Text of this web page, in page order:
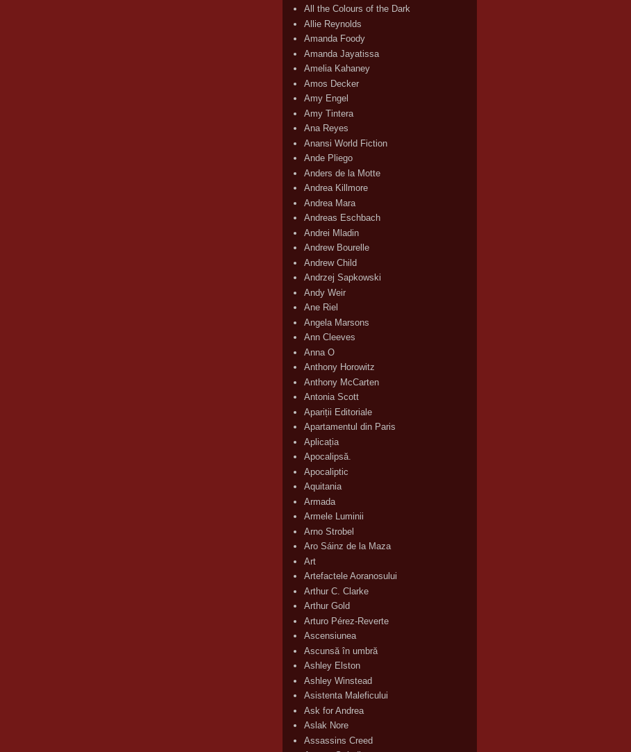
All the Colours of the Dark
Allie Reynolds
Amanda Foody
Amanda Jayatissa
Amelia Kahaney
Amos Decker
Amy Engel
Amy Tintera
Ana Reyes
Anansi World Fiction
Ande Pliego
Anders de la Motte
Andrea Killmore
Andrea Mara
Andreas Eschbach
Andrei Mladin
Andrew Bourelle
Andrew Child
Andrzej Sapkowski
Andy Weir
Ane Riel
Angela Marsons
Ann Cleeves
Anna O
Anthony Horowitz
Anthony McCarten
Antonia Scott
Apariții Editoriale
Apartamentul din Paris
Aplicația
Apocalipsă.
Apocaliptic
Aquitania
Armada
Armele Luminii
Arno Strobel
Aro Sáinz de la Maza
Art
Artefactele Aoranosului
Arthur C. Clarke
Arthur Gold
Arturo Pérez-Reverte
Ascensiunea
Ascunsă în umbră
Ashley Elston
Ashley Winstead
Asistenta Maleficului
Ask for Andrea
Aslak Nore
Assassins Creed